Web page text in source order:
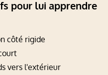
pour lui apprendre
côté rigide
vers l'extérieur